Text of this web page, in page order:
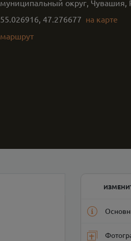
муниципальный округ, Чувашия,
55.026916, 47.276677 на карте
маршрут